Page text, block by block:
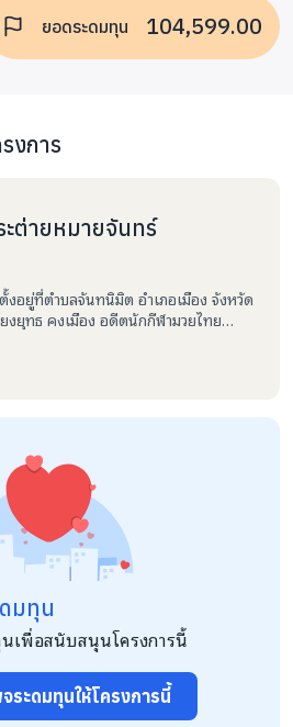
ยอดระดมทุน 104,599.00
งการ
ต่ายหมายจันทร์
อยู่ที่ตำบลจันทนิมิต อำเภอเมือง จังหวัด
งยุทธ คงเมือง อดีตนักกีฬามวยไทย
ละสร้างแชมป์มากมายทั้งในระดับ
งสายกีฬา มูลนิธิแห่งนี้เกิดขึ้นจากความ
ธในการ “รับอุปการะและดูแลเด็ก ๆ ที่
สทางการศึกษา และความเป็นอยู่ที่เหมาะ
อย่างมีคุณภาพชีวิตที่ดีและก้าวเดินตาม
ราะเรามีความเชื่อว่า “เมื่อเด็กคน
เติบโตเป็นผู้ใหญ่ที่พร้อมส่งต่อความดีนั้น
จิตใจ สร้างระเบียบวินัย จุดประกาย
สู่ชีวิตที่มั่นคง ปัจจุบัน มูลนิธิกระต่ายหมาย
งบ่มเพาะเยาวชนให้เติบโตทั้งในฐานะ
คม” ผ่านโครงการที่เปี่ยมด้วยพลังแห่ง
เปิดสอนโดยไม่คิดค่าใช้จ่ายใด ๆ พร้อม
าร และน้ำดื่มเพราะเรามีความเชื่อว่า
มทุน
เพื่อสนับสนุนโครงการนี้
จระดมทุนให้โครงการนี้